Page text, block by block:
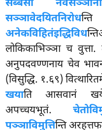
सब्बसो
सञ्ञावेदयितनिरोध
अनेकविहितंइद्धिविध
लोकिकाभिञ्ञा च
अनुपदवण्णनाय चेव
(विसुद्धि. १.६९)
खयाति आसवानं
अपच्चयभूतं.
पञ्ञाविमुत्तिन्ति